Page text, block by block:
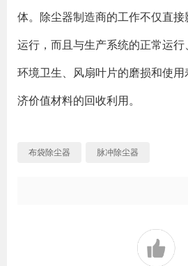
体。除尘器制造商的工作不仅直
运行，而且与生产系统的正常运
环境卫生、风扇叶片的磨损和使
济价值材料的回收利用。
布袋除尘器 脉冲除尘器